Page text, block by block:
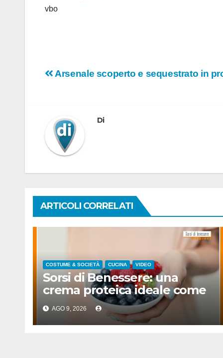
vbo
Navigazione
Arsenale scoperto e sequestrato in
Di
ARTICOLI CORRELATI
COSTUME & SOCIETÀ CUCINA VIDEO
Sorsi di Benessere: una
crema proteica ideale come
spuntino
AGO 9, 2026